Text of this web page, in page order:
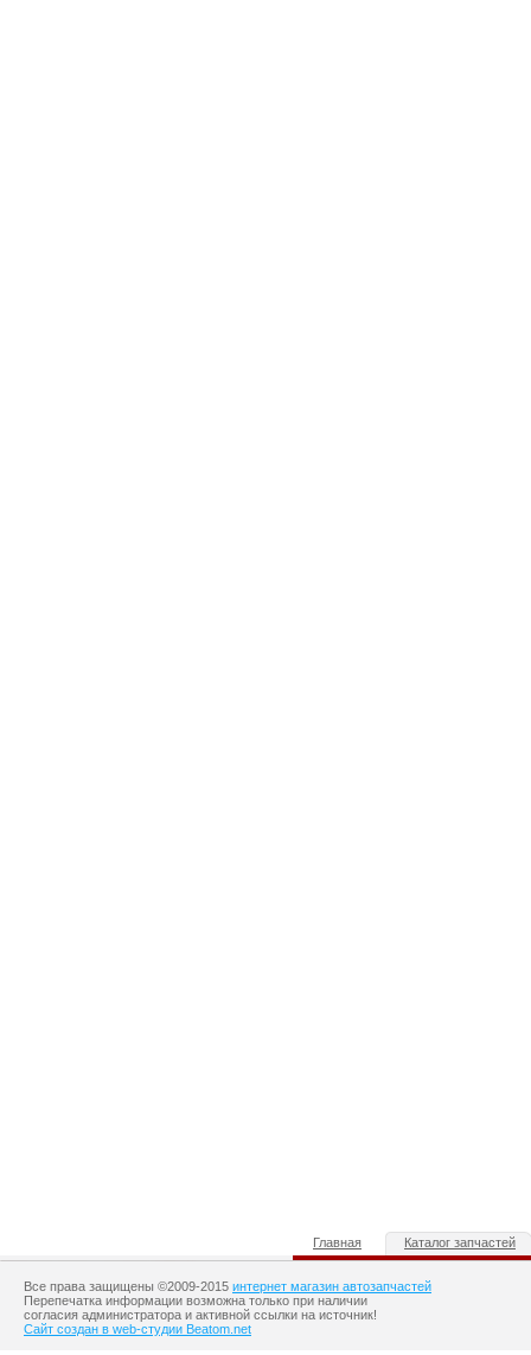
Главная Каталог запчастей
Все права защищены ©2009-2015 интернет магазин автозапчастей
Перепечатка информации возможна только при наличии
согласия администратора и активной ссылки на источник!
Сайт создан в web-студии Beatom.net